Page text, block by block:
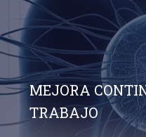
MEJORA
TRABAJO